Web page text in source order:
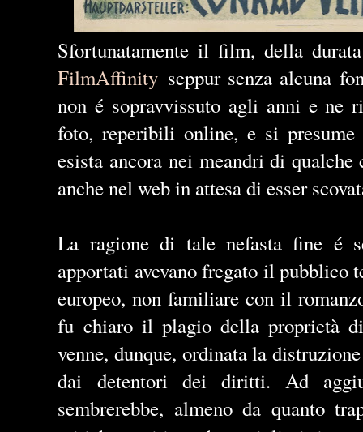
Sfortunatamente il film, della
FilmAffinity seppur senza alcuna
non é sopravvissuto agli anni e ne
foto, reperibili online, e si presume
esista ancora nei meandri di
anche nel web in attesa di esser
La ragione di tale nefasta fine é
apportati avevano fregato il pubblico
europeo, non familiare con il
fu chiaro il plagio della proprietà
venne, dunque, ordinata la
dai detentori dei diritti. Ad
sembrerebbe, almeno da quanto